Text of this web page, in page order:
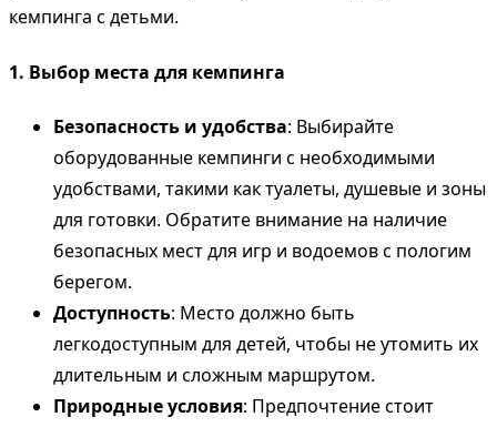
кемпинга с детьми.
1. Выбор места для кемпинга
Безопасность и удобства: Выбирайте
оборудованные кемпинги с необходимыми
удобствами, такими как туалеты, душевые и зоны
для готовки. Обратите внимание на наличие
безопасных мест для игр и водоемов с пологим
берегом.
Доступность: Место должно быть
легкодоступным для детей, чтобы не утомить их
длительным и сложным маршрутом.
Природные условия: Предпочтение стоит